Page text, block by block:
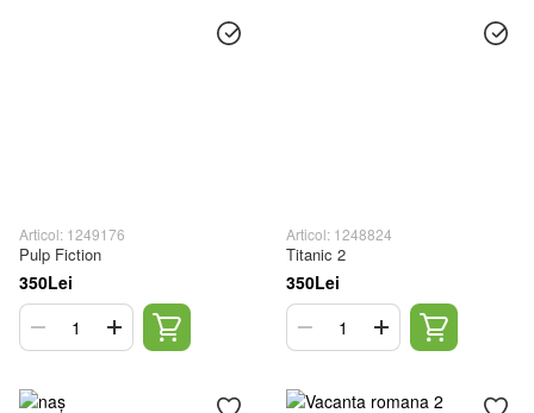
Articol: 1249176
Pulp Fiction
350Lei
Articol: 1248824
Titanic 2
350Lei